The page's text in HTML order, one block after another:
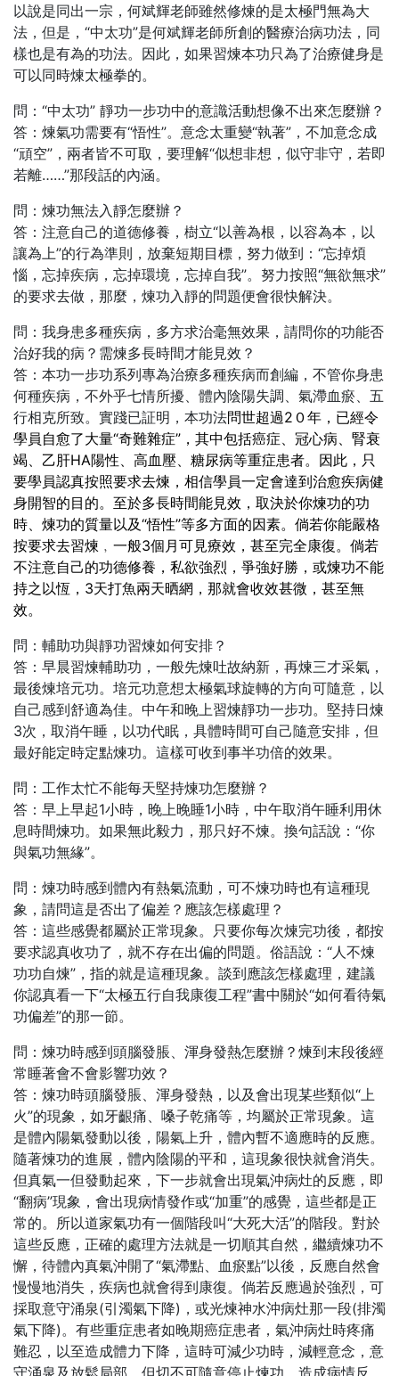
以說是同出一宗，何斌輝老師雖然修煉的是太極門無為大
法，但是，“中太功”是何斌輝老師所創的醫療治病功法，同
樣也是有為的功法。因此，如果習煉本功只為了治療健身是
可以同時煉太極拳的。
問：“中太功” 靜功一步功中的意識活動想像不出來怎麼辦？
答：煉氣功需要有“悟性”。意念太重變“執著”，不加意念成
“頑空”，兩者皆不可取，要理解“似想非想，似守非守，若即
若離……”那段話的內涵。
問：煉功無法入靜怎麼辦？
答：注意自己的道德修養，樹立“以善為根，以容為本，以
讓為上”的行為準則，放棄短期目標，努力做到：“忘掉煩
惱，忘掉疾病，忘掉環境，忘掉自我”。努力按照“無欲無求”
的要求去做，那麼，煉功入靜的問題便會很快解決。
問：我身患多種疾病，多方求治毫無效果，請問你的功能否
治好我的病？需煉多長時間才能見效？
答：本功一步功系列專為治療多種疾病而創編，不管你身患
何種疾病，不外乎七情所擾、體內陰陽失調、氣滯血瘀、五
行相克所致。實踐已証明，本功法問世超過2０年，已經令
學員自愈了大量“奇難雜症”，其中包括癌症、冠心病、腎衰
竭、乙肝HA陽性、高血壓、糖尿病等重症患者。因此，只
要學員認真按照要求去煉，相信學員一定會達到治愈疾病健
身開智的目的。至於多長時間能見效，取決於你煉功的功
時、煉功的質量以及“悟性”等多方面的因素。倘若你能嚴格
按要求去習煉﹐一般3個月可見療效，甚至完全康復。倘若
不注意自己的功德修養，私欲強烈，爭強好勝，或煉功不能
持之以恆，3天打魚兩天晒網，那就會收效甚微，甚至無
效。
問：輔助功與靜功習煉如何安排？
答：早晨習煉輔助功，一般先煉吐故納新，再煉三才采氣，
最後煉培元功。培元功意想太極氣球旋轉的方向可隨意，以
自己感到舒適為佳。中午和晚上習煉靜功一步功。堅持日煉
3次，取消午睡，以功代眠，具體時間可自己隨意安排，但
最好能定時定點煉功。這樣可收到事半功倍的效果。
問：工作太忙不能每天堅持煉功怎麼辦？
答：早上早起1小時，晚上晚睡1小時，中午取消午睡利用休
息時間煉功。如果無此毅力，那只好不煉。換句話說：“你
與氣功無緣”。
問：煉功時感到體內有熱氣流動，可不煉功時也有這種現
象，請問這是否出了偏差？應該怎樣處理？
答：這些感覺都屬於正常現象。只要你每次煉完功後，都按
要求認真收功了，就不存在出偏的問題。俗語說：“人不煉
功功自煉”，指的就是這種現象。談到應該怎樣處理，建議
你認真看一下“太極五行自我康復工程”書中關於“如何看待氣
功偏差”的那一節。
問：煉功時感到頭腦發脹、渾身發熱怎麼辦？煉到末段後經
常睡著會不會影響功效？
答：煉功時頭腦發脹、渾身發熱，以及會出現某些類似“上
火”的現象，如牙齦痛、嗓子乾痛等，均屬於正常現象。這
是體內陽氣發動以後，陽氣上升，體內暫不適應時的反應。
隨著煉功的進展，體內陰陽的平和，這現象很快就會消失。
但真氣一但發動起來，下一步就會出現氣沖病灶的反應，即
“翻病”現象，會出現病情發作或“加重”的感覺，這些都是正
常的。所以道家氣功有一個階段叫“大死大活”的階段。對於
這些反應，正確的處理方法就是一切順其自然，繼續煉功不
懈，待體內真氣沖開了“氣滯點、血瘀點”以後，反應自然會
慢慢地消失，疾病也就會得到康復。倘若反應過於強烈，可
採取意守涌泉(引濁氣下降)，或光煉神水沖病灶那一段(排濁
氣下降)。有些重症患者如晚期癌症患者，氣沖病灶時疼痛
難忍，以至造成體力下降，這時可減少功時，減輕意念，意